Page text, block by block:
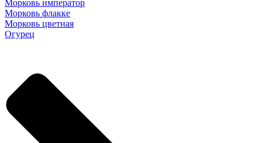
Морковь император
Морковь флакке
Морковь цветная
Огурец